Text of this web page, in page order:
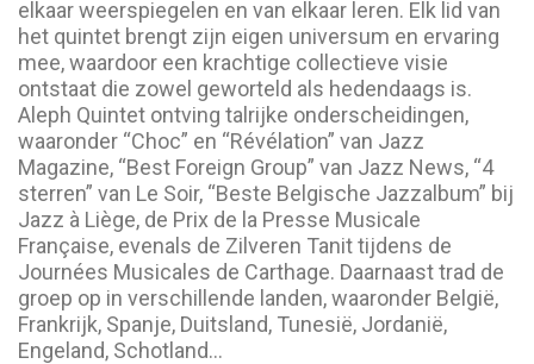
elkaar weerspiegelen en van elkaar leren. Elk lid van
het quintet brengt zijn eigen universum en ervaring
mee, waardoor een krachtige collectieve visie
ontstaat die zowel geworteld als hedendaags is.
Aleph Quintet ontving talrijke onderscheidingen,
waaronder “Choc” en “Révélation” van Jazz
Magazine, “Best Foreign Group” van Jazz News, “4
sterren” van Le Soir, “Beste Belgische Jazzalbum” bij
Jazz à Liège, de Prix de la Presse Musicale
Française, evenals de Zilveren Tanit tijdens de
Journées Musicales de Carthage. Daarnaast trad de
groep op in verschillende landen, waaronder België,
Frankrijk, Spanje, Duitsland, Tunesië, Jordanië,
Engeland, Schotland…